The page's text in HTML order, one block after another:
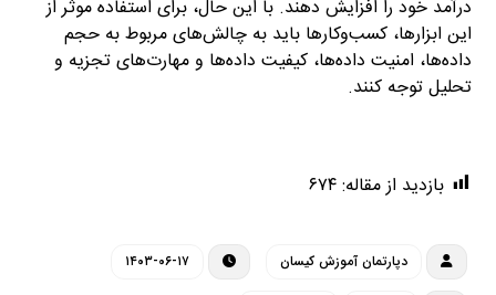
درآمد خود را افزایش دهند. با این حال، برای استفاده موثر از
این ابزارها، کسب‌وکارها باید به چالش‌های مربوط به حجم
داده‌ها، امنیت داده‌ها، کیفیت داده‌ها و مهارت‌های تجزیه و
تحلیل توجه کنند.
بازدید از مقاله: ۶۷۴
دپارتمان آموزش کیسان ۱۴۰۳-۰۶-۱۷